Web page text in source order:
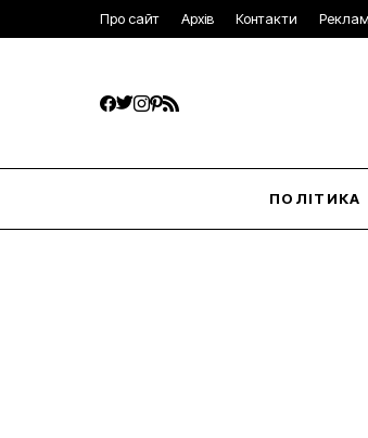
Про сайт Архів Контакти
ПОЛІТИКА